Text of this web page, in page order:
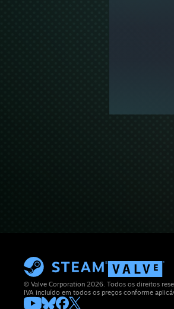
© Valve Corporation 2026. Todos os direitos
IVA incluído em todos os preços conforme